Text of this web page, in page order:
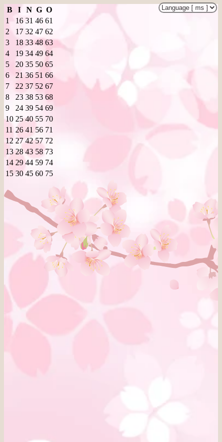
B I N G O
1
16 31 46 61
2
17 32 47 62
3
18 33 48 63
4
19 34 49 64
5
20 35 50 65
6
21 36 51 66
7
22 37 52 67
8
23 38 53 68
9
24 39 54 69
10 25 40 55 70
11 26 41 56 71
12 27 42 57 72
13 28 43 58 73
14 29 44 59 74
15 30 45 60 75